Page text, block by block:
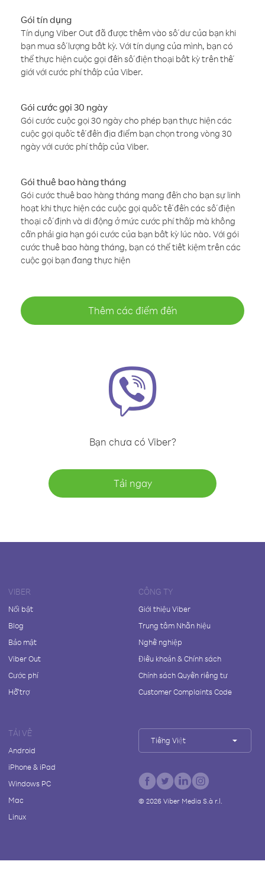
Gói tín dụng
Tín dụng Viber Out đã được thêm vào số dư của bạn khi
bạn mua số lượng bất kỳ. Với tín dụng của mình, bạn có
thể thực hiện cuộc gọi đến số điện thoại bất kỳ trên thế
giới với cước phí thấp của Viber.
Gói cước gọi 30 ngày
Gói cước cuộc gọi 30 ngày cho phép bạn thực hiện các
cuộc gọi quốc tế đến địa điểm bạn chọn trong vòng 30
ngày với cước phí thấp của Viber.
Gói thuê bao hàng tháng
Gói cước thuê bao hàng tháng mang đến cho bạn sự linh
hoạt khi thực hiện các cuộc gọi quốc tế đến các số điện
thoại cố định và di động ở mức cước phí thấp mà không
cần phải gia hạn gói cước của bạn bất kỳ lúc nào. Với gói
cước thuê bao hàng tháng, bạn có thể tiết kiệm trên các
cuộc gọi bạn đang thực hiện
Thêm các điểm đến
Bạn chưa có Viber?
Tải ngay
VIBER
Nổi bật
Blog
Bảo mật
Viber Out
Cước phí
Hỗ trợ
CÔNG TY
Giới thiệu Viber
Trung tâm Nhãn hiệu
Nghề nghiệp
Điều khoản & Chính sách
Chính sách Quyền riêng tư
Customer Complaints Code
TẢI VỀ
Android
iPhone & iPad
Windows PC
Mac
Linux
Tiếng Việt
© 2026Viber Media S.à r.l.